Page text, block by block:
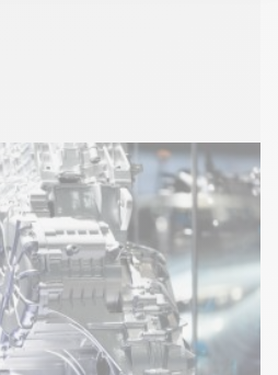
mobilité et la montée en
intermittentes nécessitent que
puissante industrie des
publics massifs sont